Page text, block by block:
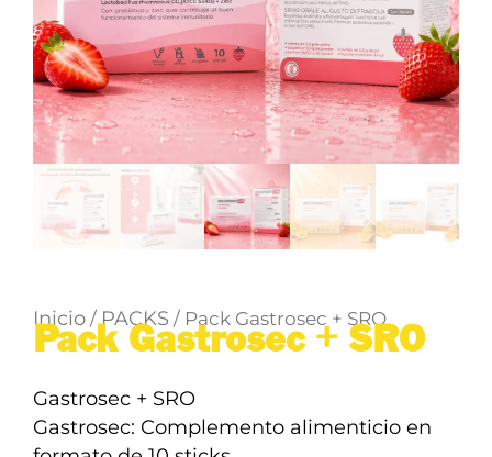
Inicio /PACKS / Pack Gastrosec + SRO
Pack Gastrosec + SRO
Gastrosec + SRO
Gastrosec: Complemento alimenticio en